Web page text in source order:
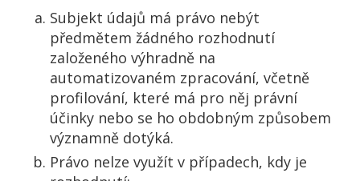
Subjekt údajů má právo nebýt
předmětem žádného rozhodnutí
založeného výhradně na
automatizovaném zpracování, včetně
profilování, které má pro něj právní
účinky nebo se ho obdobným způsobem
významně dotýká.
Právo nelze využít v případech, kdy je